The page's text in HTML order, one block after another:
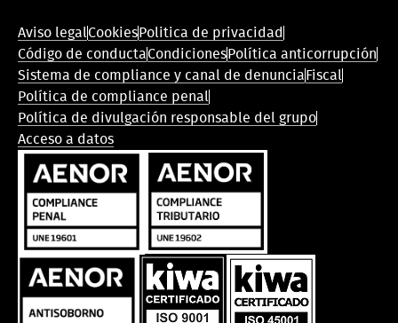
Menú
de
conformidad
legal
Aviso legal Cookies Politica de privacidad
Código de conductaCondiciones Política anticorrupción
Sistema de compliance y canal de denuncia Fiscal
Política de compliance penal
Política de divulgación responsable del grupo
Acceso a datos